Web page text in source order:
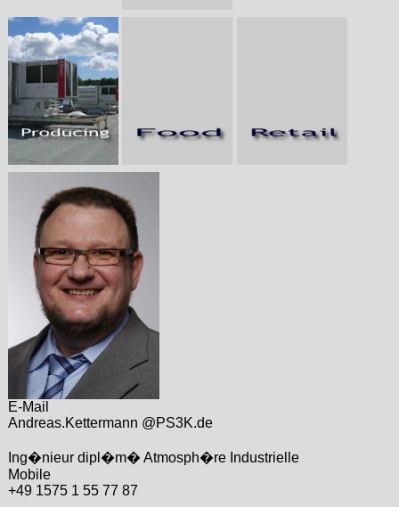
E-Mail
Andreas.Kettermann @PS3K.de
Ing�nieur dipl�m� Atmosph�re Industrielle
Mobile
+49 1575 1 55 77 87